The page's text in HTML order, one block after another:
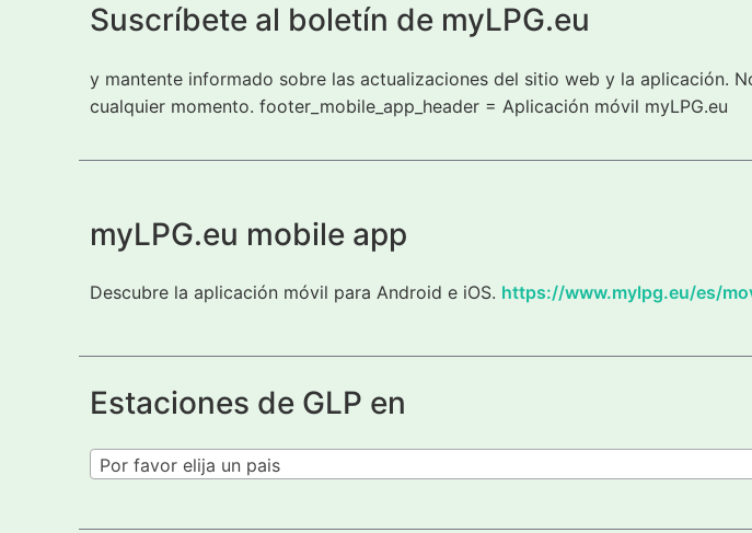
Suscríbete al boletín de myLPG.eu
y mantente informado sobre las actualizaciones del sitio web y la aplicación.
cualquier momento. footer_mobile_app_header = Aplicación móvil myLPG.eu
myLPG.eu mobile app
Descubre la aplicación móvil para Android e iOS. https://www.mylpg.eu/es/
Estaciones de GLP en
Por favor elija un pais